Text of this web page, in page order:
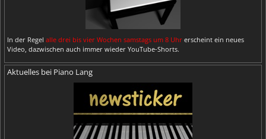
In der Regel alle drei bis vier Wochen samstags um 8 Uhr erscheint ein neues
Video, dazwischen auch immer wieder YouTube-Shorts.
Aktuelles bei Piano Lang